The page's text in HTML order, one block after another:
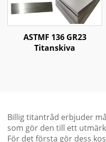
ASTMF 136 GR23
Titanskiva
Billig titantråd erbjuder
som gör den till ett
För det första gör dess